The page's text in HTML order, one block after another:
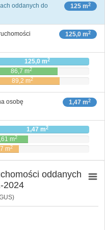
125 m2
oddanych do
125,0 m2
125,0 m2
86,7 m2
89,2 m2
1,47 m2
osobę
1,47 m2
m2
m2
oddanych
2024